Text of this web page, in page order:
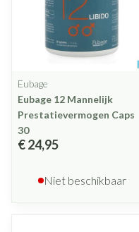
Eubage
Eubage 12 Mannelijk
Prestatievermogen Caps
30
€ 24,95
Niet beschikbaar